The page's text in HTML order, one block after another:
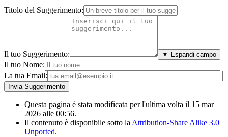
Titolo del Suggerimento:
Il tuo Suggerimento: ▼ Espandi campo
Il tuo Nome:
La tua Email:
Questa pagina è stata modificata per l'ultima volta il 15 mar
2026 alle 00:56.
Il contenuto è disponibile sotto la Attribution-Share Alike 3.0
Unported.